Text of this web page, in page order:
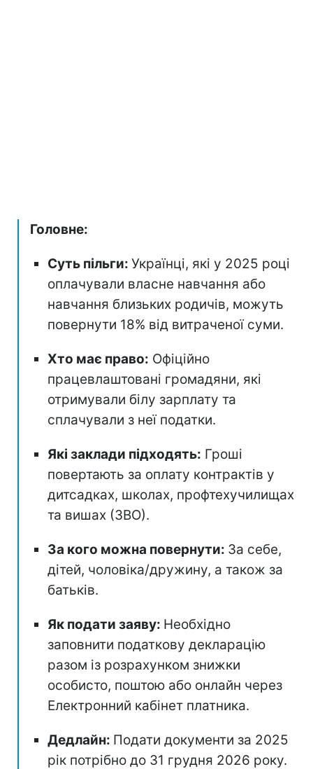
Головне:
Суть пільги: Українці, які у 2025 році
оплачували власне навчання або
навчання близьких родичів, можуть
повернути 18% від витраченої суми.
Хто має право: Офіційно
працевлаштовані громадяни, які
отримували білу зарплату та
сплачували з неї податки.
Які заклади підходять: Гроші
повертають за оплату контрактів у
дитсадках, школах, профтехучилищах
та вишах (ЗВО).
За кого можна повернути: За себе,
дітей, чоловіка/дружину, а також за
батьків.
Як подати заяву: Необхідно
заповнити податкову декларацію
разом із розрахунком знижки
особисто, поштою або онлайн через
Електронний кабінет платника.
Дедлайн: Подати документи за 2025
рік потрібно до 31 грудня 2026 року.